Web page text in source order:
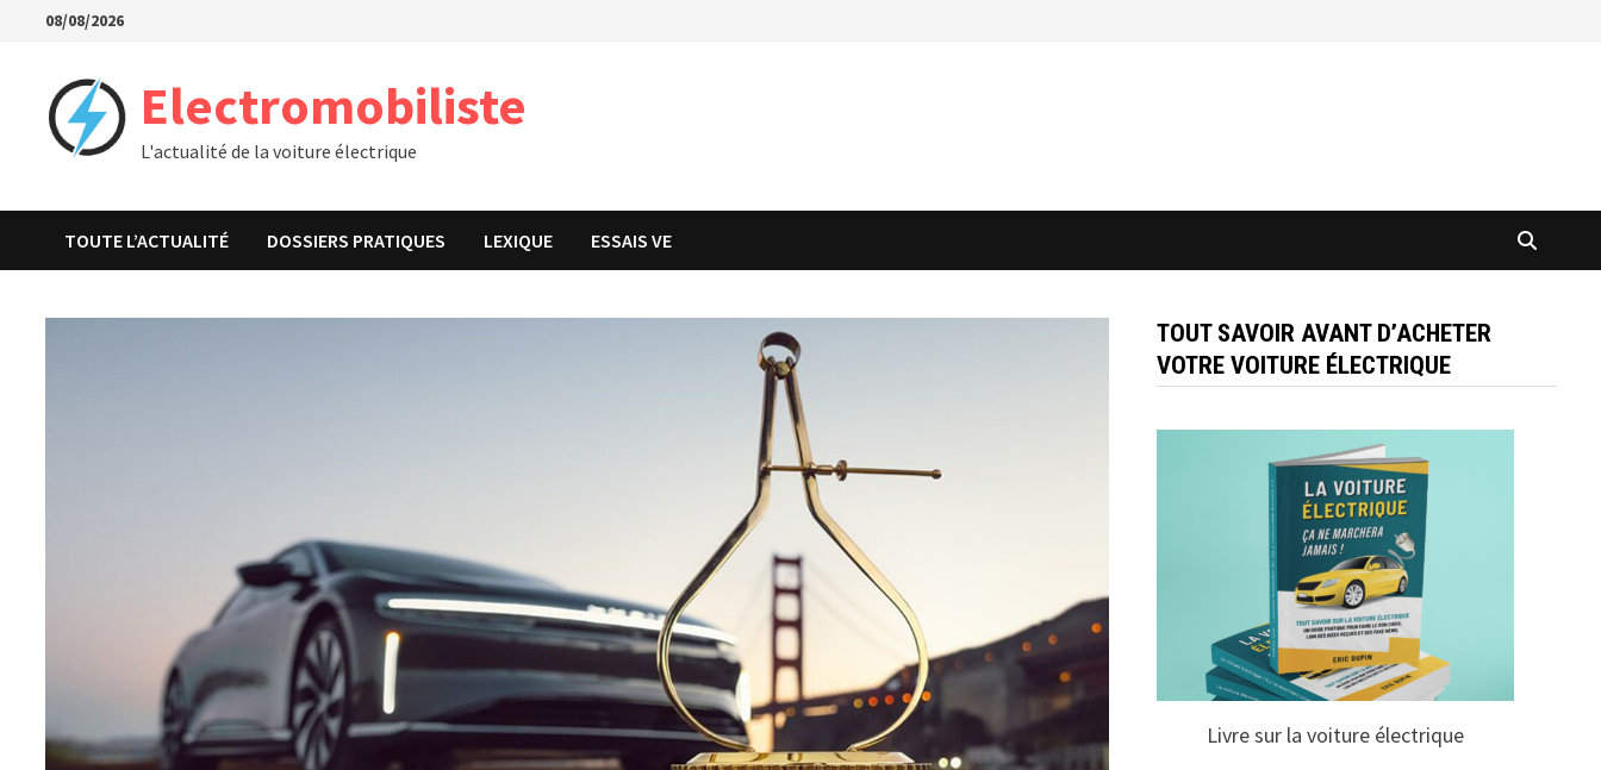
Passer
contenu
08/08/2026
Electromobiliste
L'actualité de la voiture électrique
TOUTE L’ACTUALITÉ DOSSIERS PRATIQUES LEXIQUE ESSAIS VE
TOUT SAVOIR AVANT D’ACHETER
VOTRE VOITURE ÉLECTRIQUE
Livre sur la voiture électrique